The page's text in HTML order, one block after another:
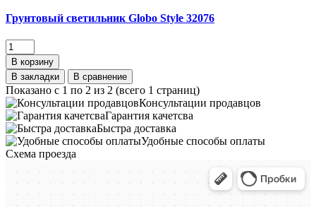
Грунтовый светильник Globo Style 32076
В корзину
В закладки
В сравнение
Показано с 1 по 2 из 2 (всего 1 страниц)
Консультации продавцов
Гарантия качетсва
Быстра доставка
Удобные способы оплаты
Схема проезда